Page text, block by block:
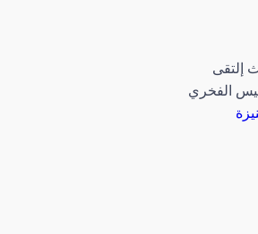
إلتقى
الفخري